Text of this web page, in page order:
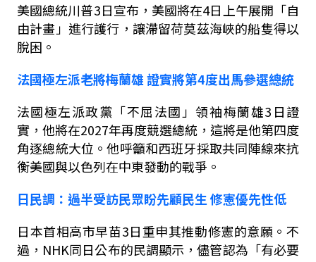
美國總統川普3日宣布，美國將在4日上午展開「自
由計畫」進行護行，讓滯留荷莫茲海峽的船隻得以
脫困。
法國極左派老將梅蘭雄證實將第4度出馬參選總統
法國極左派政黨「不屈法國」領袖梅蘭雄3 日證
實，他將在2027年再度競選總統，這將是他第四度
角逐總統大位。他呼籲和西班牙採取共同陣線來抗
衡美國與以色列在中東發動的戰爭。
日民調：過半受訪民眾盼先顧民生修憲優先性低
日本首相高市早苗3日重申其推動修憲的意願。不
過， NHK同日公布的民調顯示，儘管認為「有必要